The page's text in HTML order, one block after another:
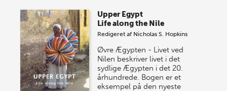
Upper Egypt
Life along the Nile
Redigeret af Nicholas S. Hopkins
Øvre Ægypten - Livet ved
Nilen beskriver livet i det
sydlige Ægypten i det 20.
århundrede. Bogen er et
eksempel på den nyeste